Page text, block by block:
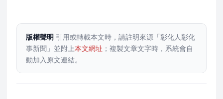
版權聲明 引用或轉載本文時，請註明來源「彰化人彰化
事新聞」並附上本文網址 ；複製文章文字時，系統會自
動加入原文連結。